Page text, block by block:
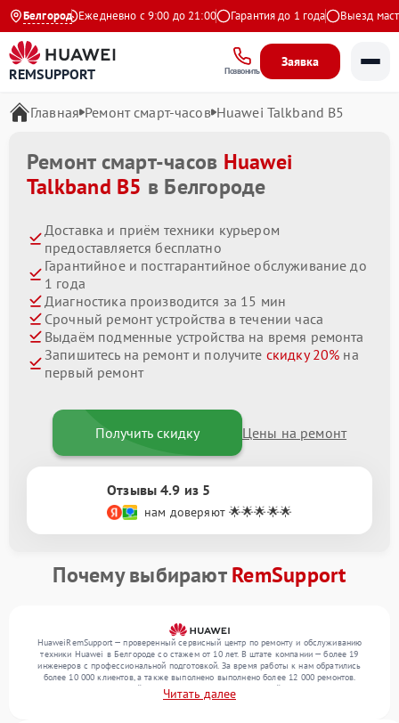
Белгород
Яндекс Ежедневно с 9:00 до 21:00 Гарантия до 1 года Выезд
REMSUPPORT Позвонить
Заявка
Главная Ремонт смарт-часов Huawei Talkband B5
Ремонт смарт-часов Huawei
Talkband B5 в Белгороде
Доставка и приём техники курьером
предоставляется бесплатно
Гарантийное и постгарантийное обслуживание до
1 года
Диагностика производится за 15 мин
Срочный ремонт устройства в течении часа
Выдаём подменные устройства на время ремонта
Запишитесь на ремонт и получите скидку 20% на
первый ремонт
Получить скидку Цены на ремонт
Отзывы 4.9 из 5
нам доверяют 🌟🌟🌟🌟🌟
Почему выбираютRemSupport
HuaweiRemSupport — проверенный сервисный центр по ремонту и обслуживанию
техники Huawei в Белгороде со стажем от 10 лет. В штате компании — более 19
инженеров с профессиональной подготовкой. За время работы к нам обратились
более 10 000 клиентов, а также выполнено выполнено более 12 000 ремонтов.
Ежемесячно в сервисный центр поступает более 300 устройств, включая , , . Мы
беремся за задачи любой сложности и поддерживаем высокий стандарт качества
Читать далее